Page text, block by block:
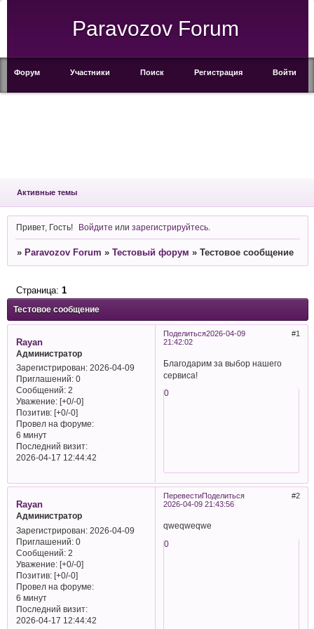
Paravozov Forum
Форум Участники Поиск Регистрация Войти
Активные темы
Привет, Гость! Войдите илизарегистрируйтесь
» Paravozov Forum » Тестовый форум » Тестовое сообщение
Тестовое сообщение
Страница: 1
Поделиться 1
2026-04-09
21:42:02
Rayan
Администратор
Зарегистрирован: 2026-04-09
Приглашений:0
Сообщений:2
Уважение: [+0/-0]
Позитив: [+0/-0]
Провел на форуме:
6 минут
Последний визит:
2026-04-17 12:44:42
Благодарим за выбор нашего
сервиса!
0
ПеревестиПоделиться
2
2026-04-09 21:43:56
Rayan
Администратор
Зарегистрирован: 2026-04-09
Приглашений:0
Сообщений:2
Уважение: [+0/-0]
Позитив: [+0/-0]
Провел на форуме:
6 минут
Последний визит:
2026-04-17 12:44:42
qweqweqwe
0